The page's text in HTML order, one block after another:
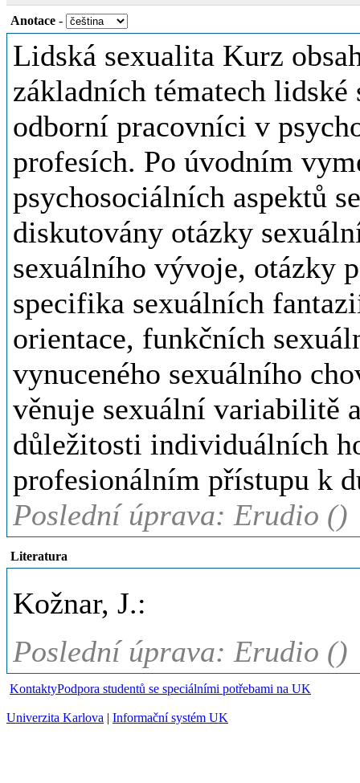
Anotace -
Lidská sexualita Kurz
základních tématech
odborní pracovníci v
profesích. Po úvodním
psychosociálních aspektů
diskutovány otázky
sexuálního vývoje, otázky
specifika sexuálních
orientace, funkčních
vynuceného sexuálního
věnuje sexuální variabilitě
důležitosti individuálních
profesionálním přístupu k
Poslední úprava: Erudio ()
Literatura
Kožnar, J.:
Poslední úprava: Erudio ()
KontaktyPodpora studentů se speciálními potřebami na UK
Univerzita Karlova | Informační systém UK